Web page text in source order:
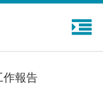
作報告